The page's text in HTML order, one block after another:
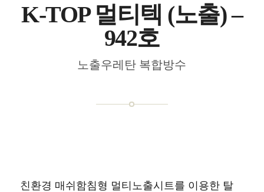
K-TOP 멀티텍 (노출) –
942호
노출우레탄 복합방수
친환경 매쉬함침형 멀티노출시트를 이용한 탈